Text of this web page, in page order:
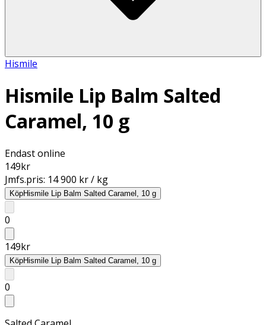
Hismile
Hismile Lip Balm Salted
Caramel, 10 g
Endast online
149kr
Jmfs.pris: 14 900 kr / kg
KöpHismile Lip Balm Salted Caramel, 10 g
0
149kr
KöpHismile Lip Balm Salted Caramel, 10 g
0